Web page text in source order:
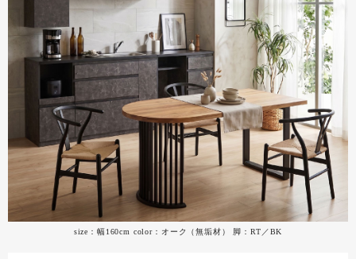
size：幅160cm color：オーク（無垢材） 脚：RT／BK